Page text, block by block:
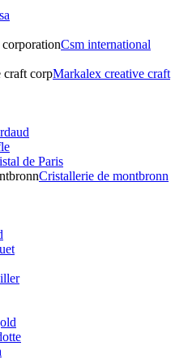
Csm international
Markalex creative craft
de Paris
Cristallerie de montbronn